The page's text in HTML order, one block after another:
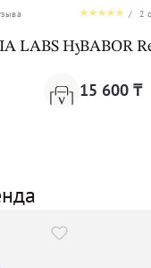
LABS Hydractive
/ 2
BABOR
15 600 ₸